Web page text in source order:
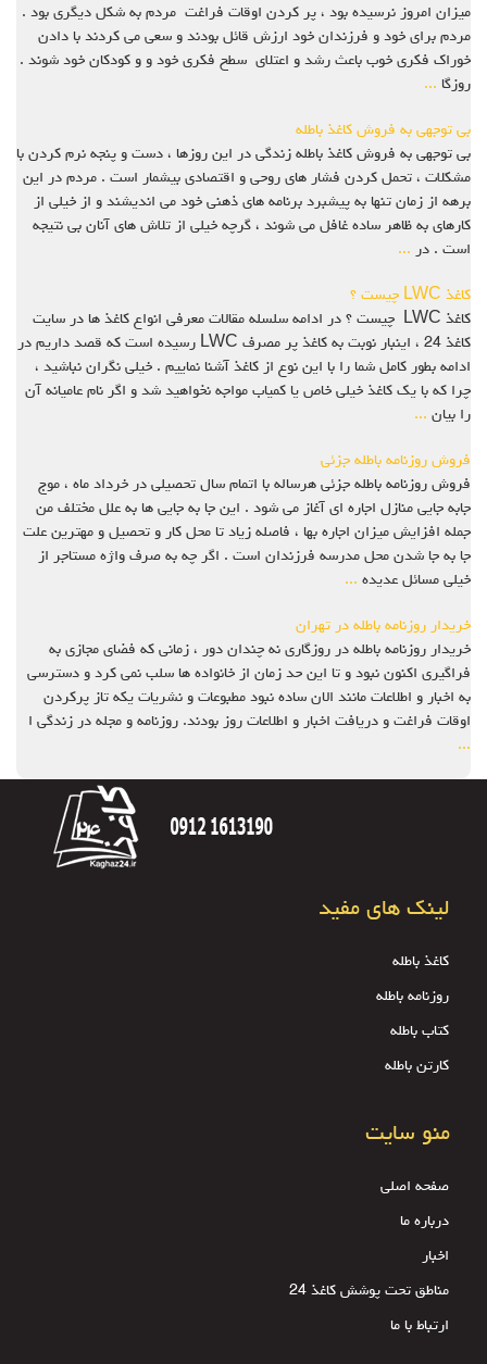
میزان امروز نرسیده بود ، پر کردن اوقات فراغت مردم به شکل دیگری بود .
مردم برای خود و فرزندان خود ارزش قائل بودند و سعی می کردند با دادن
خوراک فکری خوب باعث رشد و اعتلای سطح فکری خود و و کودکان خود شوند .
روزگا ...
بی توجهی به فروش کاغذ باطله
بی توجهی به فروش کاغذ باطله زندگی در این روزها ، دست و پنجه نرم کردن با
مشکلات ، تحمل کردن فشار های روحی و اقتصادی بیشمار است .‌ مردم در این
برهه از زمان تنها به پیشبرد برنامه های ذهنی خود می اندیشند و از خیلی از
کارهای به ظاهر ساده غافل می شوند ، گرچه خیلی از تلاش های آنان بی نتیجه
است . در ...
کاغذ LWC چیست ؟
کاغذ LWC چیست ؟ در ادامه سلسله مقالات معرفی انواع کاغذ ها در سایت
کاغذ 24 ، اینبار نوبت به کاغذ پر مصرف LWC رسیده است که قصد داریم در
ادامه بطور کامل شما را با این نوع از کاغذ آشنا نماییم . خیلی نگران نباشید ،
چرا که با یک کاغذ خیلی خاص یا کمیاب مواجه نخواهید شد و اگر نام عامیانه آن
را بیان ...
فروش روزنامه باطله جزئی
فروش روزنامه باطله جزئی هرساله با اتمام سال تحصیلی در خرداد ماه ، موج
جابه جایی منازل اجاره ای آغاز می شود . این جا به جایی ها به علل مختلف من
جمله افزایش میزان اجاره بها ، فاصله زیاد تا محل کار و تحصیل و مهترین علت
جا به جا شدن محل مدرسه فرزندان است . اگر چه به صرف واژه مستاجر از
خیلی مسائل عدیده ...
خریدار روزنامه باطله در تهران
خریدار روزنامه باطله در روزگاری نه چندان دور ، زمانی که فضای مجازی به
فراگیری اکنون نبود و تا این حد زمان از خانواده ها سلب نمی کرد و دسترسی
به اخبار و اطلاعات مانند الان ساده نبود مطبوعات و نشریات یکه تاز پرکردن
اوقات فراغت و دریافت اخبار و اطلاعات روز بودند. روزنامه و مجله در زندگی ا
...
لینک های مفید
کاغذ باطله
روزنامه باطله
کتاب باطله
کارتن باطله
منو سایت
صفحه اصلی
درباره ما
اخبار
مناطق تحت پوشش کاغذ 24
ارتباط با ما